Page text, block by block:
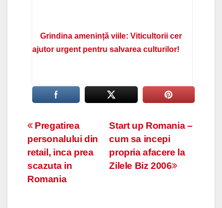
Grindina amenință viile: Viticultorii cer
ajutor urgent pentru salvarea culturilor!
Navigare
în
articole
Start up Romania –
cum sa incepi
propria afacere la
Zilele Biz 2006
Pregatirea
personalului din
retail, inca prea
scazuta in
Romania